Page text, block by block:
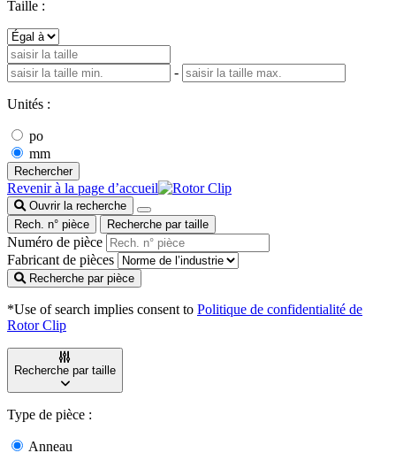
Taille :
-
Unités :
po
mm
Rechercher
Revenir à la page d’accueil
Ouvrir la recherche
Rech. n° pièce
Recherche par taille
Numéro de pièce
Fabricant de pièces
Recherche par pièce
*Use of search implies consent to Politique de confidentialité de
Rotor Clip
Recherche par taille
Type de pièce :
Anneau